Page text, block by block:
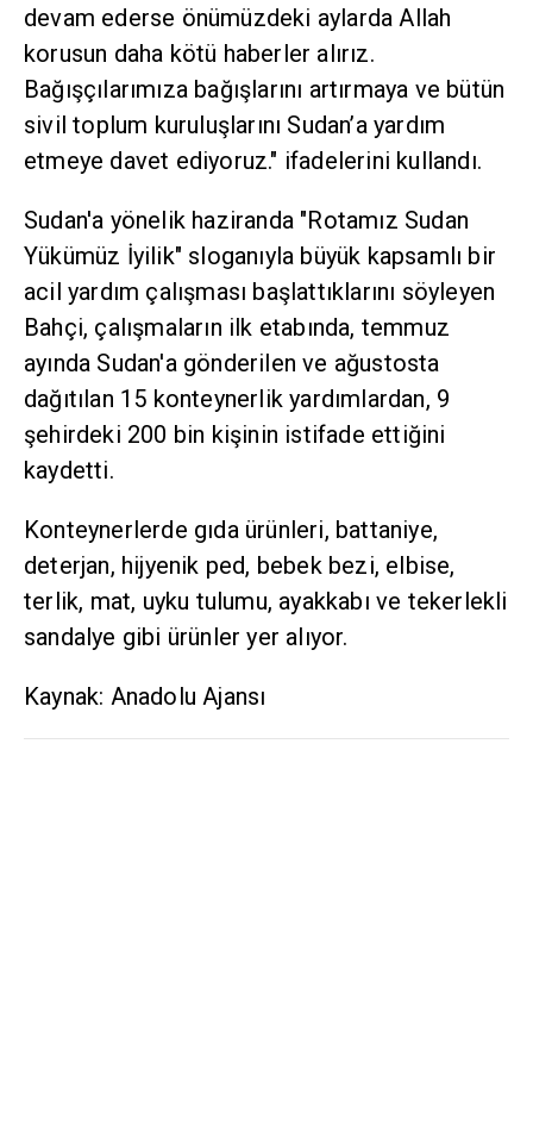
devam ederse önümüzdeki aylarda Allah
korusun daha kötü haberler alırız.
Bağışçılarımıza bağışlarını artırmaya ve bütün
sivil toplum kuruluşlarını Sudan’a yardım
etmeye davet ediyoruz." ifadelerini kullandı.
Sudan'a yönelik haziranda "Rotamız Sudan
Yükümüz İyilik" sloganıyla büyük kapsamlı bir
acil yardım çalışması başlattıklarını söyleyen
Bahçi, çalışmaların ilk etabında, temmuz
ayında Sudan'a gönderilen ve ağustosta
dağıtılan 15 konteynerlik yardımlardan, 9
şehirdeki 200 bin kişinin istifade ettiğini
kaydetti.
Konteynerlerde gıda ürünleri, battaniye,
deterjan, hijyenik ped, bebek bezi, elbise,
terlik, mat, uyku tulumu, ayakkabı ve tekerlekli
sandalye gibi ürünler yer alıyor.
Kaynak: Anadolu Ajansı